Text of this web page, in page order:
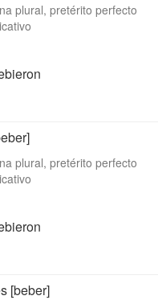
plural, pretérito perfecto
plural, pretérito perfecto
[beber]